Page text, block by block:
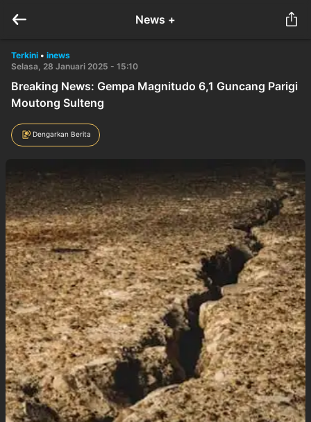
News +
Terkini • inews
Selasa, 28 Januari 2025 - 15:10
Breaking News: Gempa Magnitudo 6,1 Guncang Parigi
Moutong Sulteng
Dengarkan Berita